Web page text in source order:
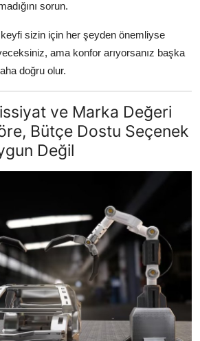
sorun.
sizin için her şeyden önemliyse
ama konfor arıyorsanız başka
doğru olur.
ve Marka Değeri
Bütçe Dostu Seçenek
Değil